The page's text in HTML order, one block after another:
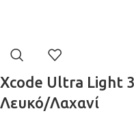
Xcode Ultra Light
Λευκό/Λαχανί